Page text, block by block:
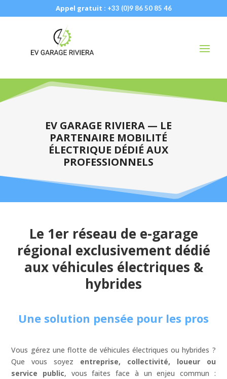
Appel gratuit : +33 (0)9 86 50 85 46
EV GARAGE RIVIERA — LE
PARTENAIRE MOBILITÉ
ÉLECTRIQUE DÉDIÉ AUX
PROFESSIONNELS
Le 1er réseau de e-garage
régional exclusivement dédié
aux véhicules électriques &
hybrides
Une solution pensée pour les pros
Vous gérez une flotte de véhicules électriques ou hybrides ?
Que vous soyez entreprise, collectivité, loueur ou
service public, vous faites face à un enjeu commun :